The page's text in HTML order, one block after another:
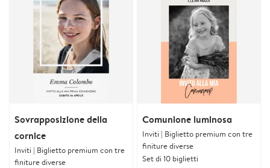
Sovrapposizione della
cornice
Inviti | Biglietto premium con tre
finiture diverse
Comunione luminosa
Inviti | Biglietto premium con tre
finiture diverse
Set di 10 biglietti